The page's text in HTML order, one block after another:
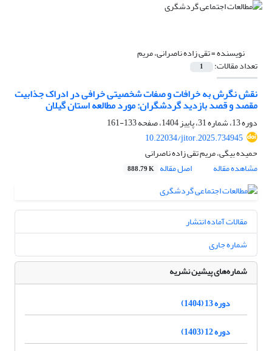
نویسنده =تقی زاده ناصرانی، مریم
تعداد مقالات: 1
نقش نگرش به خرافات و صفات شخصیتی خرافی در ادراک جذابیت
مقصد و قصد بازدید گردشگران: مورد مطالعه استان گیلان
دوره 13، شماره 31، پاییز 1404، صفحه
133-161
10.22034/jitor.2025.734945
حمیده بیگی، مریم تقی زاده ناصرانی
مشاهده مقاله
اصل مقاله 888.79 K
مقالات آماده انتشار
شماره جاری
شماره‌های پیشین نشریه
دوره 13 (1404)
دوره 12 (1403)